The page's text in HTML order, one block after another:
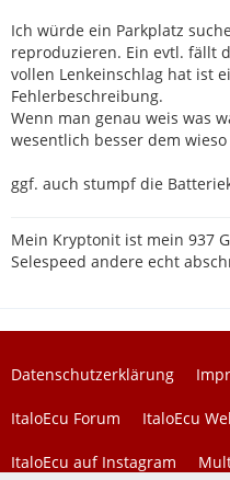
Ich würde ein Parkplatz
reproduzieren. Ein evtl. fällt
vollen Lenkeinschlag hat ist
Fehlerbeschreibung.
Wenn man genau weis was
wesentlich besser dem
ggf. auch stumpf die
Mein Kryptonit ist mein 937
Selespeed andere echt
Datenschutzerklärung
ItaloEcu Forum ItaloEcu
ItaloEcu auf Instagram